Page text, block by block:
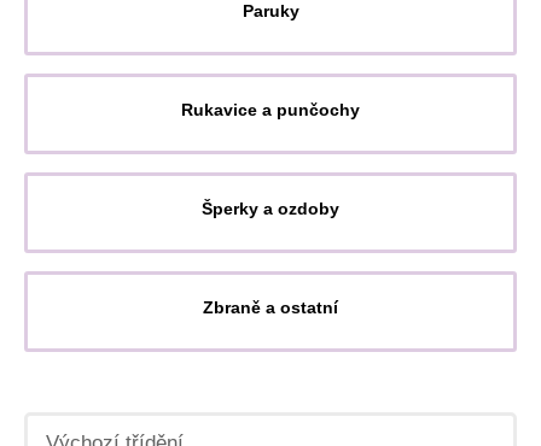
Paruky
Rukavice a punčochy
Šperky a ozdoby
Zbraně a ostatní